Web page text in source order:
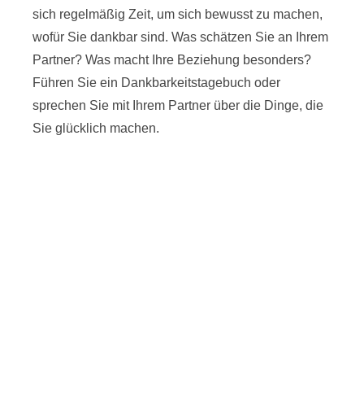
sich regelmäßig Zeit, um sich bewusst zu machen,
wofür Sie dankbar sind. Was schätzen Sie an Ihrem
Partner? Was macht Ihre Beziehung besonders?
Führen Sie ein Dankbarkeitstagebuch oder
sprechen Sie mit Ihrem Partner über die Dinge, die
Sie glücklich machen.